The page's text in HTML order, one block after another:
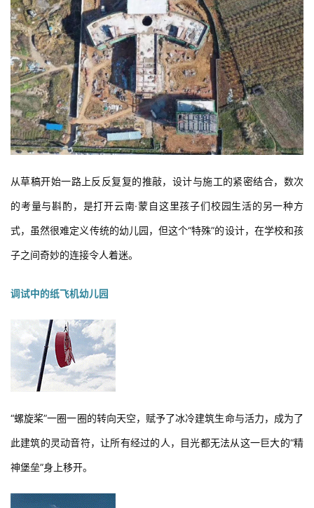
景
观
建
筑
专
教
速
工
流
登录 注册
从草稿开始一路上反反复复的推敲，设计与施工的紧密结合，数次
的考量与斟酌，是打开云南·蒙自这里孩子们校园生活的另一种方
式，虽然很难定义传统的幼儿园，但这个“特殊”的设计，在学校和孩
子之间奇妙的连接令人着迷。
调试中的纸飞机幼儿园
“螺旋桨”一圈一圈的转向天空，赋予了冰冷建筑生命与活力，成为了
此建筑的灵动音符，让所有经过的人，目光都无法从这一巨大的“精
神堡垒”身上移开。